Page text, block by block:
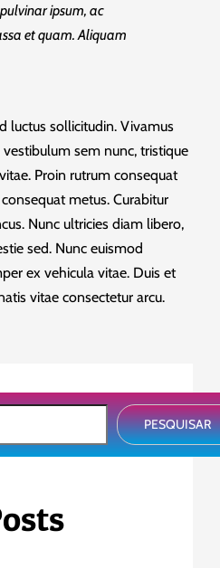
ipsum, ac
et quam. Aliquam
luctus sollicitudin. Vivamus
vestibulum sem nunc, tristique
Proin rutrum consequat
metus. Curabitur
Nunc ultricies diam libero,
sed. Nunc euismod
ex vehicula vitae. Duis et
vitae consectetur arcu.
PESQUISAR